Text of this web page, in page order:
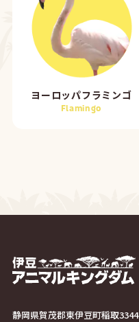
ヨーロッパフラミンゴ
Flamingo
静岡県賀茂郡東伊豆町稲取3344